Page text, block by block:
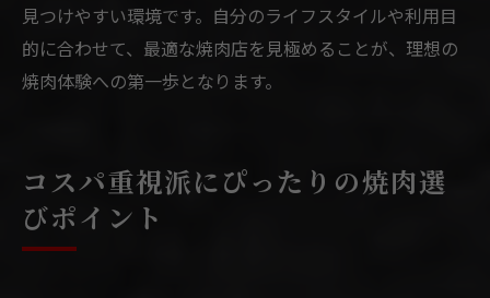
見つけやすい環境です。自分のライフスタイルや利用目
的に合わせて、最適な焼肉店を見極めることが、理想の
焼肉体験への第一歩となります。
コスパ重視派にぴったりの焼肉選
びポイント